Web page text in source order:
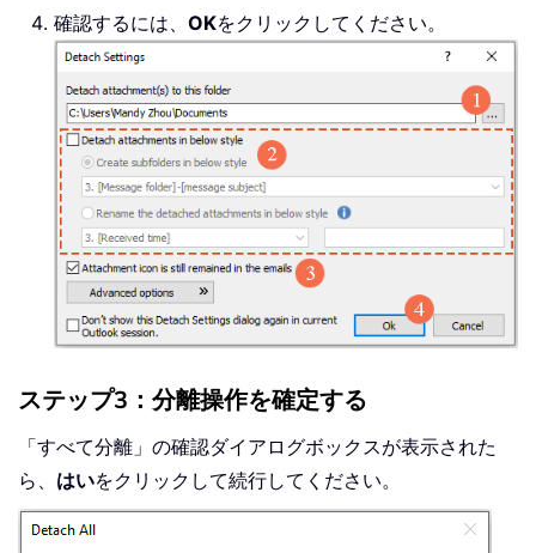
確認するには、 OKをクリックしてください。
ステップ3：分離操作を確定する
「すべて分離」の確認ダイアログボックスが表示された
ら、 はいをクリックして続行してください。